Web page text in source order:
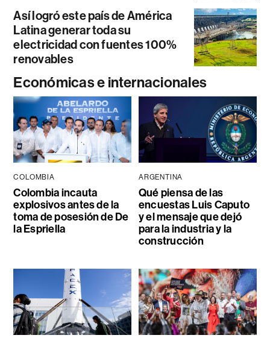
Así logró este país de América
Latina generar toda su
electricidad con fuentes 100%
renovables
Económicas e internacionales
COLOMBIA
Colombia incauta
explosivos antes de la
toma de posesión de De
la Espriella
ARGENTINA
Qué piensa de las
encuestas Luis Caputo
y el mensaje que dejó
para la industria y la
construcción